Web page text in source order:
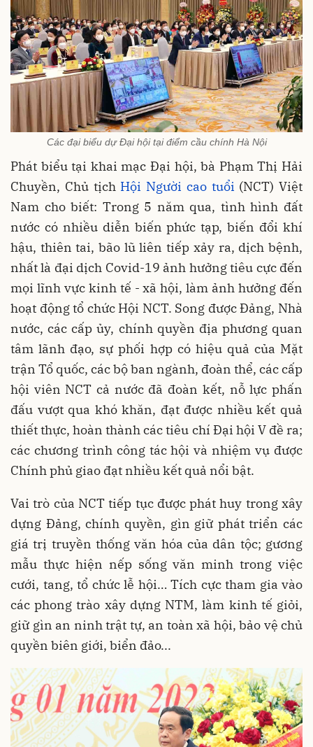
Các đại biểu dự Đại hội tại điểm cầu chính Hà Nội
Phát biểu tại khai mạc Đại hội, bà Phạm Thị Hải
Chuyền, Chủ tịch Hội Người cao tuổi (NCT) Việt
Nam cho biết: Trong 5 năm qua, tình hình đất
nước có nhiều diễn biến phức tạp, biến đổi khí
hậu, thiên tai, bão lũ liên tiếp xảy ra, dịch bệnh,
nhất là đại dịch Covid-19 ảnh hưởng tiêu cực đến
mọi lĩnh vực kinh tế - xã hội, làm ảnh hưởng đến
hoạt động tổ chức Hội NCT. Song được Đảng, Nhà
nước, các cấp ủy, chính quyền địa phương quan
tâm lãnh đạo, sự phối hợp có hiệu quả của Mặt
trận Tổ quốc, các bộ ban ngành, đoàn thể, các cấp
hội viên NCT cả nước đã đoàn kết, nỗ lực phấn
đấu vượt qua khó khăn, đạt được nhiều kết quả
thiết thực, hoàn thành các tiêu chí Đại hội V đề ra;
các chương trình công tác hội và nhiệm vụ được
Chính phủ giao đạt nhiều kết quả nổi bật.
Vai trò của NCT tiếp tục được phát huy trong xây
dựng Đảng, chính quyền, gìn giữ phát triển các
giá trị truyền thống văn hóa của dân tộc; gương
mẫu thực hiện nếp sống văn minh trong việc
cưới, tang, tổ chức lễ hội… Tích cực tham gia vào
các phong trào xây dựng NTM, làm kinh tế giỏi,
giữ gìn an ninh trật tự, an toàn xã hội, bảo vệ chủ
quyền biên giới, biển đảo...